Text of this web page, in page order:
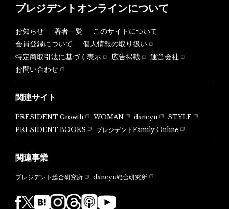
プレジデントオンラインについて
お知らせ 著者一覧
このサイトについて
会員登録について
個人情報の取り扱い
特定商取引法に基づく表示
広告掲載
運営会社
お問い合わせ
関連サイト
PRESIDENT Growth WOMAN dancyu
STYLE
PRESIDENT BOOKS
プレジデントFamily Online
関連事業
プレジデント総合研究所 dancyu総合研究所